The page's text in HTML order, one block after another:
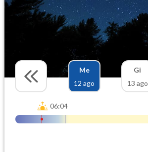
Me
12 ago
Gi
13 ago
06:04